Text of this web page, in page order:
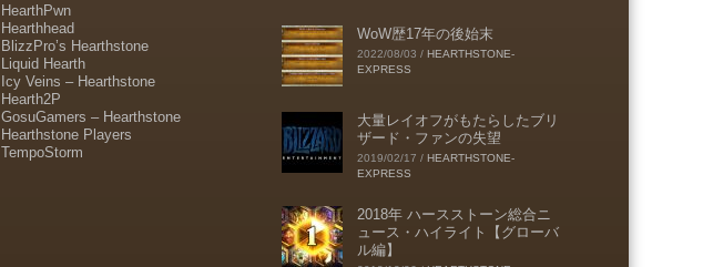
HearthPwn
Hearthhead
BlizzPro’s Hearthstone
Liquid Hearth
Icy Veins – Hearthstone
Hearth2P
GosuGamers – Hearthstone
Hearthstone Players
TempoStorm
WoW歴17年の後始末
2022/08/03 / HEARTHSTONE-
EXPRESS
大量レイオフがもたらしたブリ
ザード・ファンの失望
2019/02/17 / HEARTHSTONE-
EXPRESS
2018年 ハースストーン総合ニ
ュース・ハイライト【グローバ
ル編】